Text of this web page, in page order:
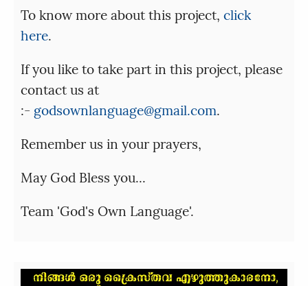
To know more about this project, click
here.
If you like to take part in this project, please
contact us at
:- godsownlanguage@gmail.com.
Remember us in your prayers,
May God Bless you...
Team 'God's Own Language'.